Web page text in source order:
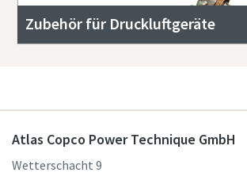
Zubehör für Druckluftgeräte
Atlas Copco Power Technique GmbH
Wetterschacht 9